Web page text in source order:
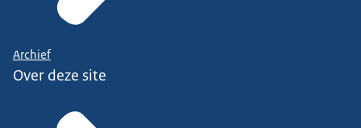
Archief
Over deze site